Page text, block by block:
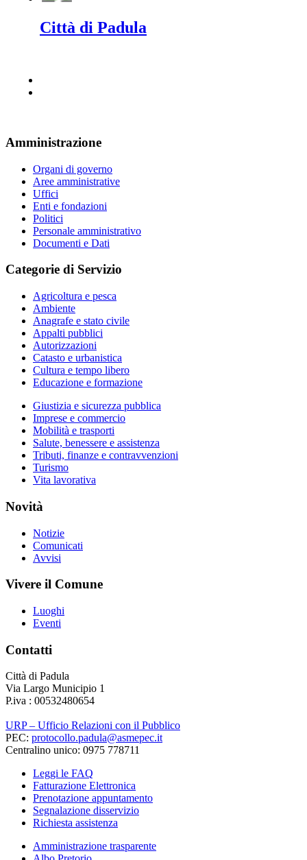
Città di Padula
Amministrazione
Organi di governo
Aree amministrative
Uffici
Enti e fondazioni
Politici
Personale amministrativo
Documenti e Dati
Categorie di Servizio
Agricoltura e pesca
Ambiente
Anagrafe e stato civile
Appalti pubblici
Autorizzazioni
Catasto e urbanistica
Cultura e tempo libero
Educazione e formazione
Giustizia e sicurezza pubblica
Imprese e commercio
Mobilità e trasporti
Salute, benessere e assistenza
Tributi, finanze e contravvenzioni
Turismo
Vita lavorativa
Novità
Notizie
Comunicati
Avvisi
Vivere il Comune
Luoghi
Eventi
Contatti
Città di Padula
Via Largo Municipio 1
P.iva : 00532480654
URP – Ufficio Relazioni con il Pubblico
PEC: protocollo.padula@asmepec.it
Centralino unico: 0975 778711
Leggi le FAQ
Fatturazione Elettronica
Prenotazione appuntamento
Segnalazione disservizio
Richiesta assistenza
Amministrazione trasparente